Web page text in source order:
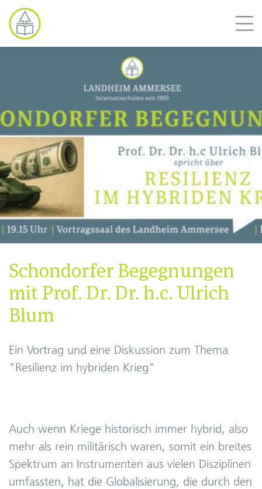
Schondorfer Begegnungen
mit Prof. Dr. Dr. h.c. Ulrich
Blum
Ein Vortrag und eine Diskussion zum Thema
"Resilienz im hybriden Krieg"
Auch wenn Kriege historisch immer hybrid, also
mehr als rein militärisch waren, somit ein breites
Spektrum an Instrumenten aus vielen Disziplinen
umfassten, hat die Globalisierung, die durch den